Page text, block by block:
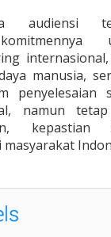
audiensi
manusia,
penyelesaian
namun tetap
kepastian